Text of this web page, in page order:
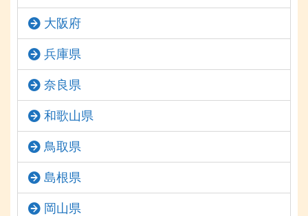
大阪府
兵庫県
奈良県
和歌山県
鳥取県
島根県
岡山県